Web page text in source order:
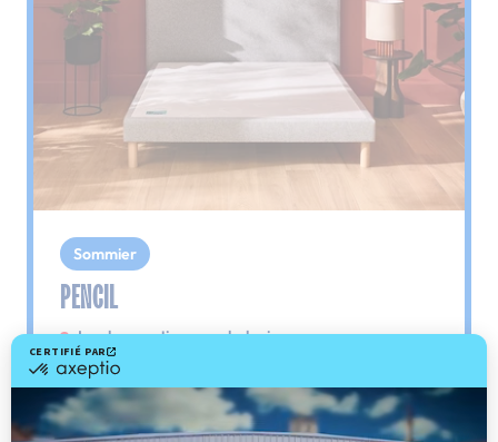
Sommier
PENCIL
Le plus : soutien morphologique
Grâce à ses 3 zones de confort, le sommier
Pencil vous assure tout son soutien. Avec les
épaules, le dos et le bassin qui reposent sur ses
lattes, vous évitez les douleurs au petit matin.